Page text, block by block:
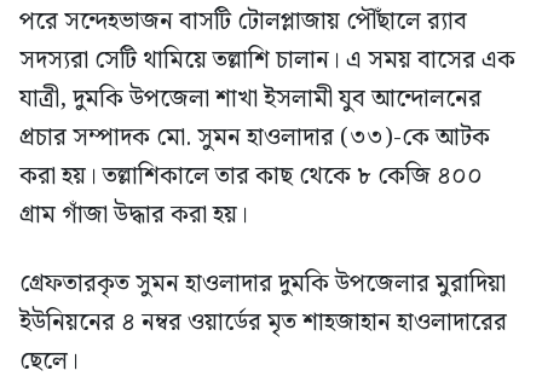
পরে সন্দেহভাজন বাসটি টোলপ্লাজায় পৌঁছালে র‍্যাব
সদস্যরা সেটি থামিয়ে তল্লাশি চালান। এ সময় বাসের এক
যাত্রী, দুমকি উপজেলা শাখা ইসলামী যুব আন্দোলনের
প্রচার সম্পাদক মো. সুমন হাওলাদার (৩৩)-কে আটক
করা হয়। তল্লাশিকালে তার কাছ থেকে ৮ কেজি ৪০০
গ্রাম গাঁজা উদ্ধার করা হয়।
গ্রেফতারকৃত সুমন হাওলাদার দুমকি উপজেলার মুরাদিয়া
ইউনিয়নের ৪ নম্বর ওয়ার্ডের মৃত শাহজাহান হাওলাদারের
ছেলে।